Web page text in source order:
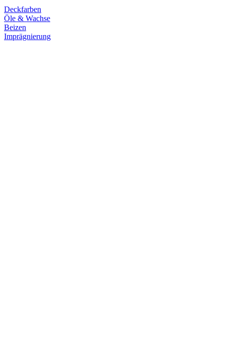
Deckfarben
Öle & Wachse
Beizen
Imprägnierung